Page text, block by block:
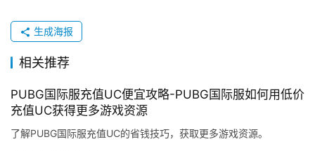
生成海报
相关推荐
PUBG国际服充值UC便宜攻略-PUBG国际服如何用低价
充值UC获得更多游戏资源
了解PUBG国际服充值UC的省钱技巧，获取更多游戏资源。